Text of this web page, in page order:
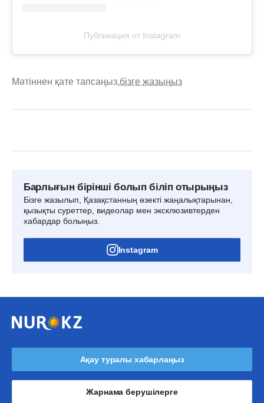
Публикация от Instagram
Мәтіннен қате тапсаңыз,бізге жазыңыз
Барлығын бірінші болып біліп отырыңыз
Бізге жазылып, Қазақстанның өзекті жаңалықтарынан,
қызықты суреттер, видеолар мен эксклюзивтерден
хабардар болыңыз.
Instagram
Ақау туралы хабарлаңыз
Жарнама берушілерге